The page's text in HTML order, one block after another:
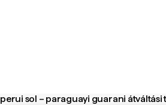
perui sol – paraguayi guarani átváltási